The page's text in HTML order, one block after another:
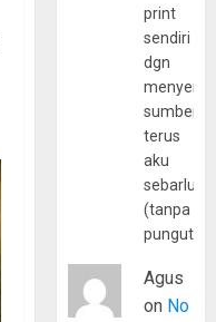
print
sendiri
dgn
sumber
terus
aku
(tanpa
Agus
on No